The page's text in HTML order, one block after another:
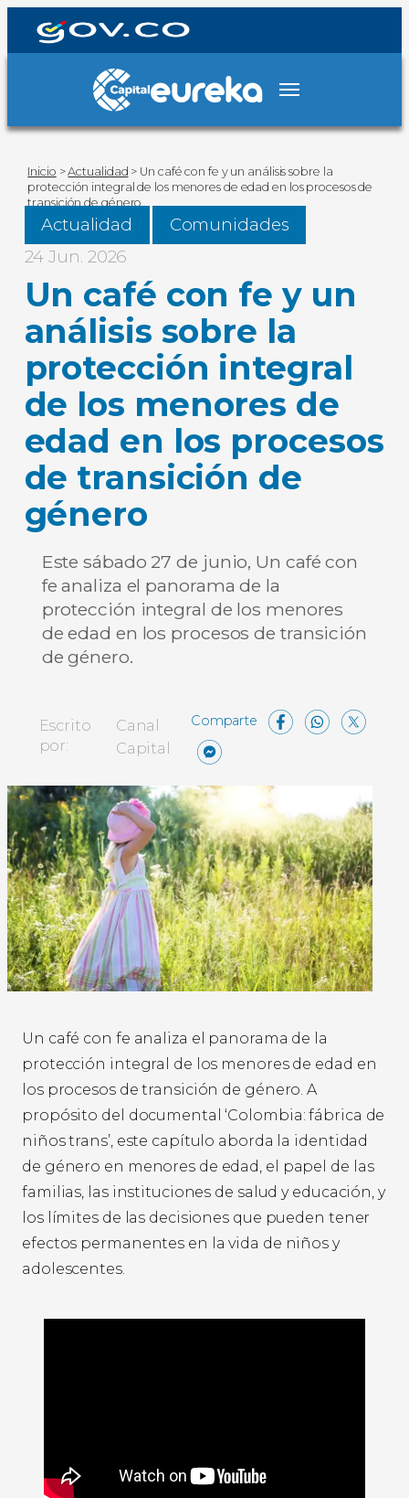
Inicio >Actualidad > Un café con fe y un análisis sobre la
protección integral de los menores de edad en los procesos de
transición de género
Actualidad
Comunidades
24 Jun. 2026
Un café con fe y un
análisis sobre la
protección integral
de los menores de
edad en los procesos
de transición de
género
Este sábado 27 de junio, Un café con
fe analiza el panorama de la
protección integral de los menores
de edad en los procesos de transición
de género.
Escrito
por:
Canal
Capital
Un café con fe analiza el panorama de la
protección integral de los menores de edad en
los procesos de transición de género. A
propósito del documental ‘Colombia: fábrica de
niños trans’, este capítulo aborda la identidad
de género en menores de edad, el papel de las
familias, las instituciones de salud y educación, y
los límites de las decisiones que pueden tener
efectos permanentes en la vida de niños y
adolescentes.